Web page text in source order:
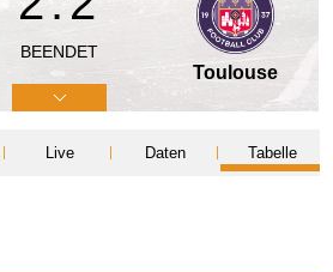
BEENDET
Toulouse
Live Daten Tabelle